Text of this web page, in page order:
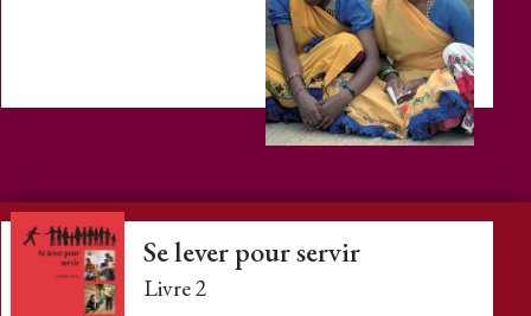
Se lever pour servir
Livre 2